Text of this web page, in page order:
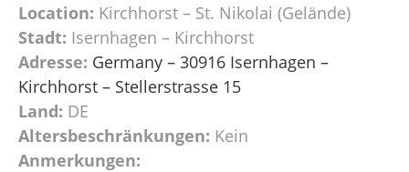
Location: Kirchhorst – St. Nikolai (Gelände)
Stadt: Isernhagen – Kirchhorst
Adresse: Germany – 30916 Isernhagen –
Kirchhorst – Stellerstrasse 15
Land: DE
Altersbeschränkungen: Kein
Anmerkungen: